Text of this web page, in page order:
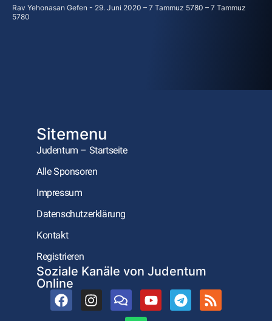
Rav Yehonasan Gefen
29. Juni 2020 – 7 Tammuz 5780 – 7 Tammuz
5780
Sitemenu
Judentum – Startseite
Alle Sponsoren
Impressum
Datenschutzerklärung
Kontakt
Registrieren
Soziale Kanäle von Judentum
Online